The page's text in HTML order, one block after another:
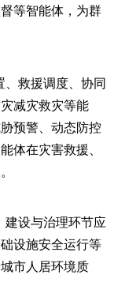
等智能体，为群
救援调度、协同
减灾救灾等能
预警、动态防控
体在灾害救援、
建设与治理环节应
设施安全运行等
市人居环境质